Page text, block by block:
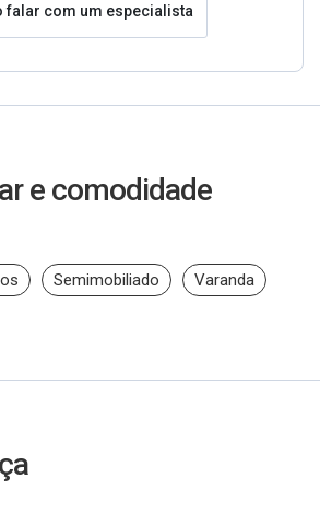
falar com um especialista
e comodidade
Semimobiliado Varanda